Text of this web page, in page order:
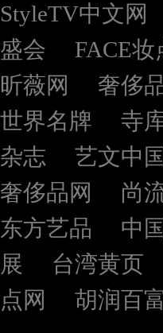
StyleTV中文网
盛会
FACE妆
昕薇网
奢侈
世界名牌
寺
杂志
艺文中国
奢侈品网
尚
东方艺品
中
展
台湾黄页
点网
胡润百